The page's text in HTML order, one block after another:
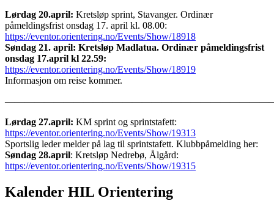
Lørdag 20.april: Kretsløp sprint, Stavanger. Ordinær
påmeldingsfrist onsdag 17. april kl. 08.00:
https://eventor.orientering.no/Events/Show/18918
Søndag 21. april: Kretsløp Madlatua. Ordinær påmeldingsfrist
onsdag 17.april kl 22.59:
https://eventor.orientering.no/Events/Show/18919
Informasjon om reise kommer.
Lørdag 27.april: KM sprint og sprintstafett:
https://eventor.orientering.no/Events/Show/19313
Sportslig leder melder på lag til sprintstafett. Klubbpåmelding her:
Søndag 28.april: Kretsløp Nedrebø, Ålgård:
https://eventor.orientering.no/Events/Show/19315
Kalender HIL Orientering